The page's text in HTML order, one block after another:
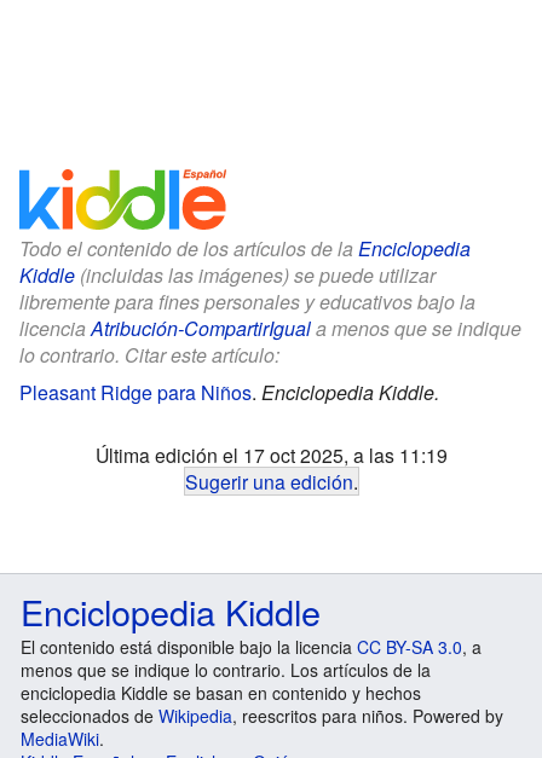
Todo el contenido de los artículos de la Enciclopedia
Kiddle (incluidas las imágenes) se puede utilizar
libremente para fines personales y educativos bajo la
licenciaAtribución-CompartirIguala menos que se indique
lo contrario. Citar este artículo:
Pleasant Ridge para Niños. Enciclopedia Kiddle.
Última edición el 17 oct 2025, a las 11:19
Sugerir una edición.
Enciclopedia Kiddle
El contenido está disponible bajo la licencia CC BY-SA 3.0, a
menos que se indique lo contrario. Los artículos de la
enciclopedia Kiddle se basan en contenido y hechos
seleccionados de Wikipedia, reescritos para niños. Powered by
MediaWiki.